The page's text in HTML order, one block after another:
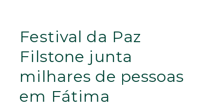
Festival da Paz
Filstone junta
milhares de pessoas
em Fátima